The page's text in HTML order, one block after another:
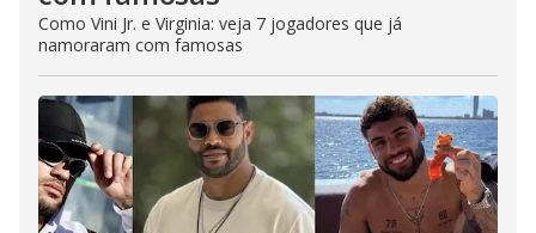
Como Vini Jr. e Virginia: veja 7 jogadores que já
namoraram com famosas